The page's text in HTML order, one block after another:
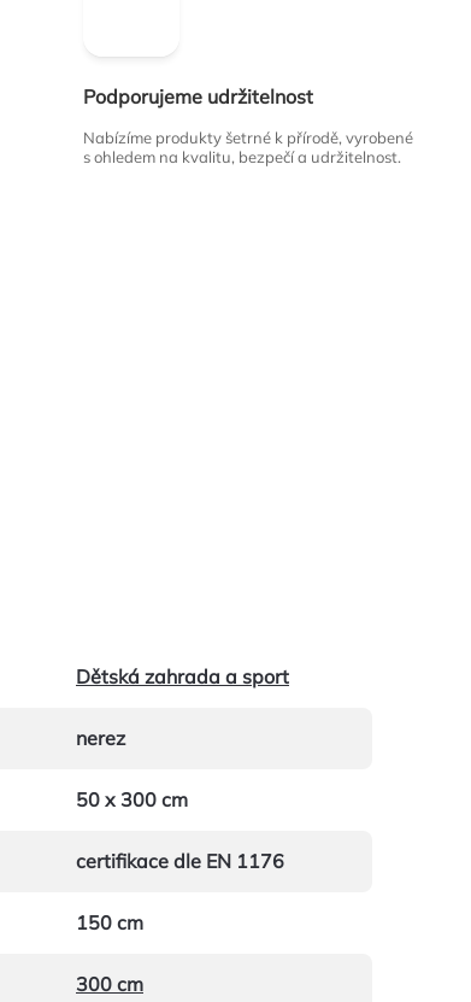
Podporujeme udržitelnost
Nabízíme produkty šetrné k přírodě, vyrobené
s ohledem na kvalitu, bezpečí a udržitelnost.
Dětská zahrada a sport
nerez
50 x 300 cm
certifikace dle EN 1176
150 cm
300 cm